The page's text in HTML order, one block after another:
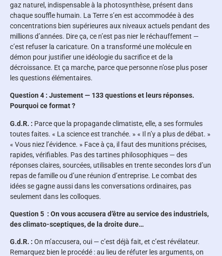
gaz naturel, indispensable à la photosynthèse, présent dans
chaque souffle humain. La Terre s’en est accommodée à des
concentrations bien supérieures aux niveaux actuels pendant des
millions d’années. Dire ça, ce n’est pas nier le réchauffement —
c’est refuser la caricature. On a transformé une molécule en
démon pour justifier une idéologie du sacrifice et de la
décroissance. Et ça marche, parce que personne n’ose plus poser
les questions élémentaires.
Question 4 : Justement — 133 questions et leurs réponses.
Pourquoi ce format ?
G.d.R. : Parce que la propagande climatiste, elle, a ses formules
toutes faites. « La science est tranchée. » « Il n’y a plus de débat. »
« Vous niez l’évidence. » Face à ça, il faut des munitions précises,
rapides, vérifiables. Pas des tartines philosophiques — des
réponses claires, sourcées, utilisables en trente secondes lors d’un
repas de famille ou d’une réunion d’entreprise. Le combat des
idées se gagne aussi dans les conversations ordinaires, pas
seulement dans les colloques.
Question 5 : On vous accusera d’être au service des industriels,
des climato-sceptiques, de la droite dure…
G.d.R. : On m’accusera, oui — c’est déjà fait, et c’est révélateur.
Remarquez bien le procédé : au lieu de réfuter les arguments, on